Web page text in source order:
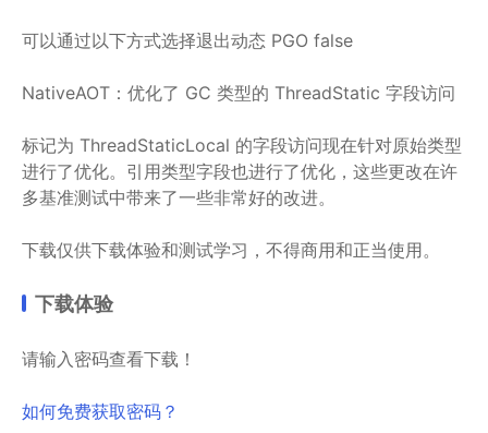
可以通过以下方式选择退出动态 PGO false
NativeAOT：优化了 GC 类型的 ThreadStatic 字段访问
标记为 ThreadStaticLocal 的字段访问现在针对原始类型
进行了优化。引用类型字段也进行了优化，这些更改在许
多基准测试中带来了一些非常好的改进。
下载仅供下载体验和测试学习，不得商用和正当使用。
下载体验
请输入密码查看下载！
如何免费获取密码？